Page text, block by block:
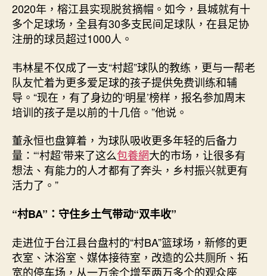
2020年，榕江县实现脱贫摘帽。如今，县城就有十
多个足球场，全县有30多支民间足球队，在县足协
注册的球员超过1000人。
韦林星不仅成了一支“村超”球队的教练，更与一帮老
队友忙着为更多爱足球的孩子提供免费训练和辅
导。“现在，有了身边的‘明星’榜样，报名参加周末
培训的孩子是以前的十几倍。”他说。
董永恒也盘算着，为球队吸收更多年轻的后备力
量：“‘村超’带来了这么包養網大的市场，让很多有
想法、有能力的人才都有了奔头，乡村振兴就更有
活力了。”
“村BA”：守住乡土气带动“双丰收”
走进位于台江县台盘村的“村BA”篮球场，新修的更
衣室、沐浴室、媒体接待室，改造的公共厕所、拓
宽的停车场，从一万余个增至两万多个的观众座